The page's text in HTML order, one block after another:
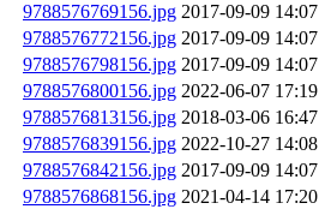
9788576769156.jpg 2017-09-09 14:07
9788576772156.jpg 2017-09-09 14:07
9788576798156.jpg 2017-09-09 14:07
9788576800156.jpg 2022-06-07 17:19
9788576813156.jpg 2018-03-06 16:47
9788576839156.jpg 2022-10-27 14:08
9788576842156.jpg 2017-09-09 14:07
9788576868156.jpg 2021-04-14 17:20